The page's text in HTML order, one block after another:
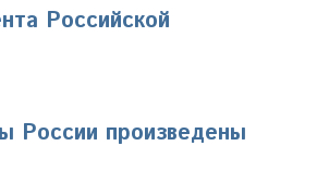
Российской
России произведены